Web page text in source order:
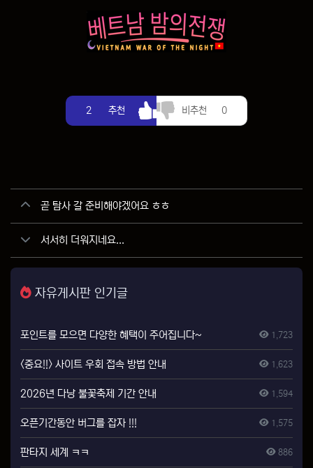
2 추천 추천 비추천 0
비추천
관련자료
곧 탐사 갈 준비해야겠어요 ㅎㅎ
서서히 더워지네요...
자유게시판 인기글
포인트를 모으면 다양한 혜택이 주어집니다~ 1,723
<중요!!> 사이트 우회 접속 방법 안내 1,623
2026년 다낭 불꽃축제 기간 안내 1,594
오픈기간동안 버그를 잡자 !!! 1,575
판타지 세계 ㅋㅋ 886